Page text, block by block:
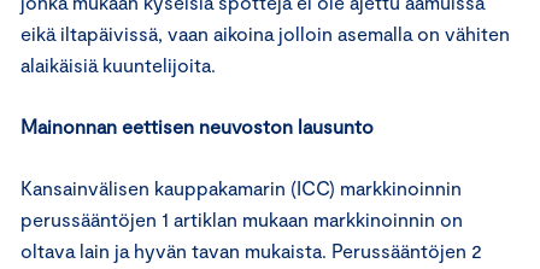
eikä iltapäivissä, vaan aikoina jolloin asemalla on vähiten
alaikäisiä kuuntelijoita.
Mainonnan eettisen neuvoston lausunto
Kansainvälisen kauppakamarin (ICC) markkinoinnin
perussääntöjen 1 artiklan mukaan markkinoinnin on
oltava lain ja hyvän tavan mukaista. Perussääntöjen 2